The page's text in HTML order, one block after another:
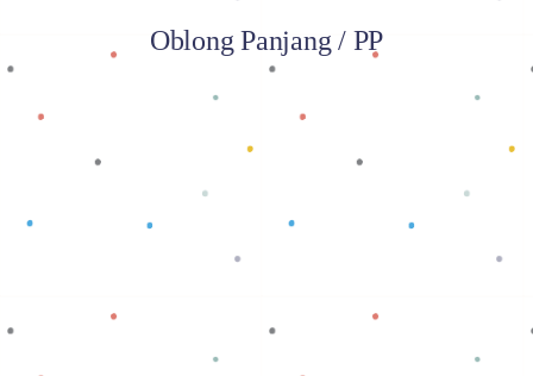
Oblong Panjang / PP
Baca selengkapnya